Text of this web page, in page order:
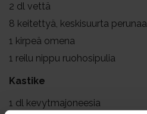
2 dl vettä
8 keitettyä, keskisuurta perunaa
1 kirpeä omena
1 reilu nippu ruohosipulia
Kastike
1 dl kevytmajoneesia